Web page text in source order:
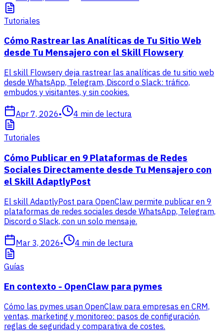
Tutoriales
Cómo Rastrear las Analíticas de Tu Sitio Web
desde Tu Mensajero con el Skill Flowsery
El skill Flowsery deja rastrear las analíticas de tu sitio web
desde WhatsApp, Telegram, Discord o Slack: tráfico,
embudos y visitantes, y sin cookies.
Apr 7, 2026• 4 min de lectura
Tutoriales
Cómo Publicar en 9 Plataformas de Redes
Sociales Directamente desde Tu Mensajero con
el Skill AdaptlyPost
El skill AdaptlyPost para OpenClaw permite publicar en 9
plataformas de redes sociales desde WhatsApp, Telegram,
Discord o Slack, con un solo mensaje.
Mar 3, 2026• 4 min de lectura
Guías
En contexto - OpenClaw para pymes
Cómo las pymes usan OpenClaw para empresas en CRM,
ventas, marketing y monitoreo: pasos de configuración,
reglas de seguridad y comparativa de costes.